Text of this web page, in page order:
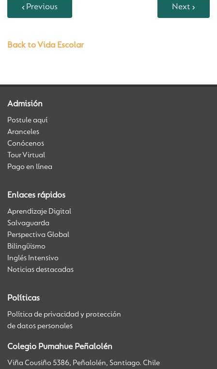
Previous Next
Back to Vida Escolar
Admisión
Postule aquí
Aranceles
Conócenos
Tour Virtual
Pago en línea
Enlaces rápidos
Aprendizaje Digital
Salvaguarda
Perspectiva Global
Bilingüismo
Inglés Intensivo
Noticias destacadas
Políticas
Política de privacidad y protección
de datos personales
Colegio Pumahue Peñalolén
Viña Cousiño 5386, Peñalolén, Santiago. Chile